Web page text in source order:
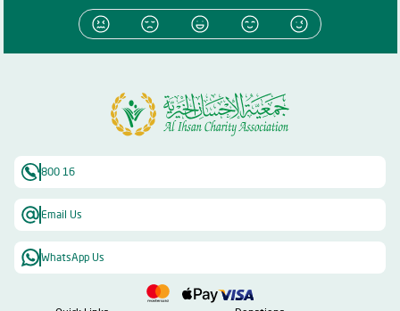
800 16
Email Us
WhatsApp Us